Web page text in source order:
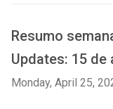
Resumo
Updates: 15 de
Monday, April 25,